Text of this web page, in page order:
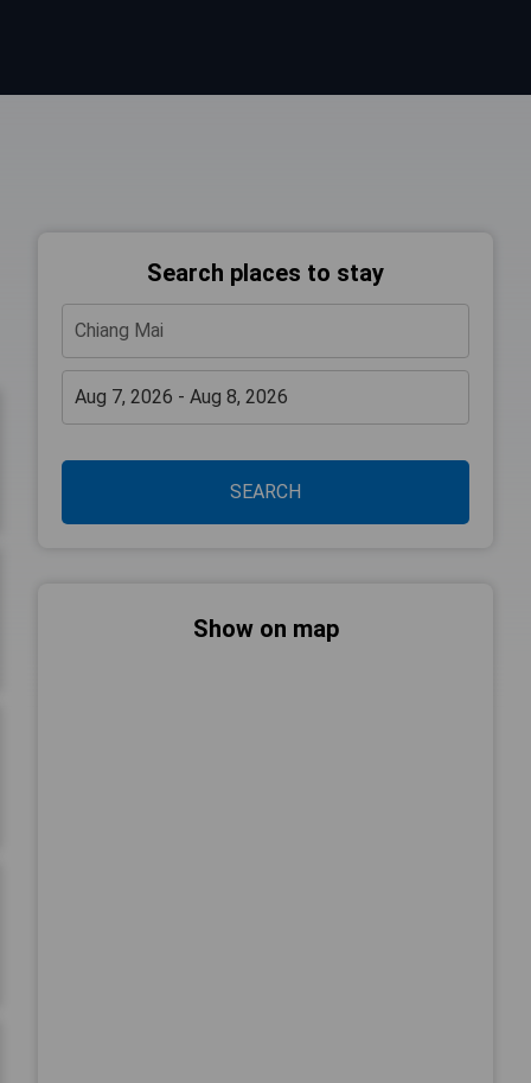
Search places to stay
SEARCH
Show on map